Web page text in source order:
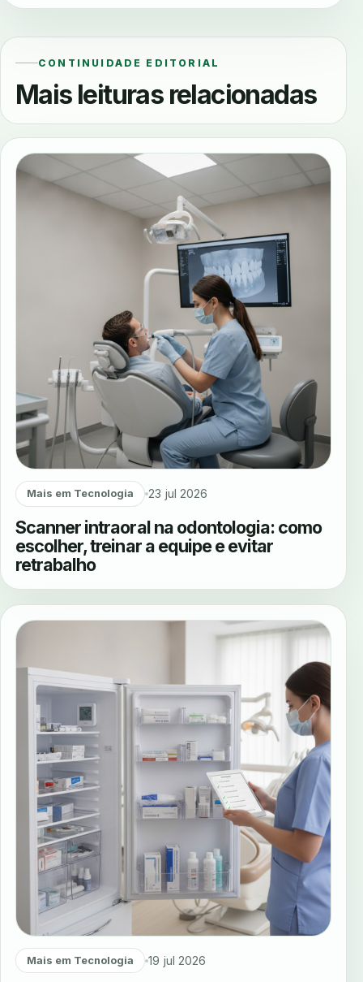
CONTINUIDADE EDITORIAL
Mais leituras relacionadas
Mais em Tecnologia 23 jul 2026
Scanner intraoral na odontologia: como
escolher, treinar a equipe e evitar
retrabalho
Mais em Tecnologia 19 jul 2026